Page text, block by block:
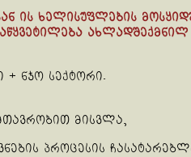
ის ხელისუფლების
+ ნჯო სექტორი.
მისვლა,
პროცესის